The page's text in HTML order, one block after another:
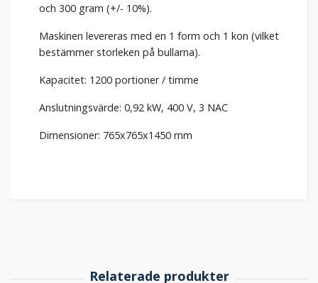
och 300 gram (+/- 10%).
Maskinen levereras med en 1 form och 1 kon (vilket
bestämmer storleken på bullarna).
Kapacitet: 1200 portioner / timme
Anslutningsvärde: 0,92 kW, 400 V, 3 NAC
Dimensioner: 765x765x1450 mm